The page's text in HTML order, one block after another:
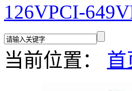
126VPCI-649
当前位置： 首